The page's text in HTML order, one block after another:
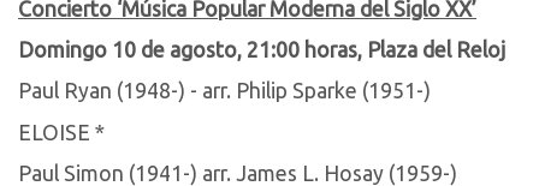
Concierto ‘Música Popular Moderna del Siglo XX’
Domingo 10 de agosto, 21:00 horas, Plaza del Reloj
Paul Ryan (1948-) - arr. Philip Sparke (1951-)
ELOISE *
Paul Simon (1941-) arr. James L. Hosay (1959-)